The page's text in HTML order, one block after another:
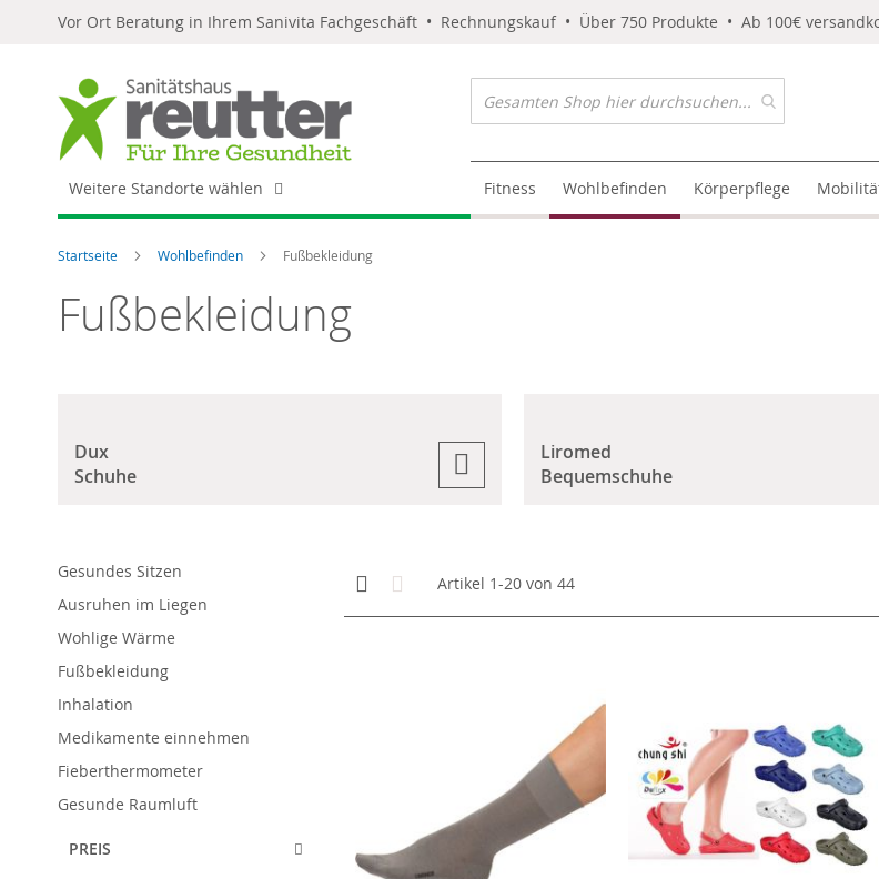
Vor Ort Beratung in Ihrem Sanivita Fachgeschäft • Rechnungskauf • Über 750 Produkte • Ab 100€
Weitere Standorte wählen Fitness Wohlbefinden Körperpflege
Startseite Wohlbefinden Fußbekleidung
Fußbekleidung
Dux
Schuhe
Liromed
Bequemschuhe
Anzeigen
als
Kachelansicht
Artikel 1-20 von44
Gesundes Sitzen
Ausruhen im Liegen
Wohlige Wärme
Fußbekleidung
Inhalation
Medikamente einnehmen
Fieberthermometer
Gesunde Raumluft
PREIS